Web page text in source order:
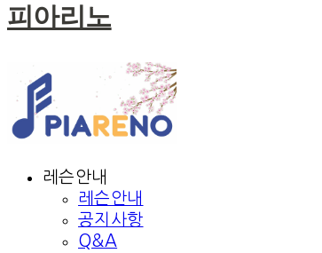
피아리노
레슨안내
레슨안내
공지사항
Q&A